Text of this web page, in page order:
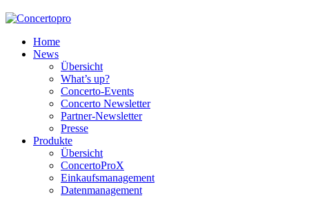
Home
News
Übersicht
What’s up?
Concerto-Events
Concerto Newsletter
Partner-Newsletter
Presse
Produkte
Übersicht
ConcertoProX
Einkaufsmanagement
Datenmanagement